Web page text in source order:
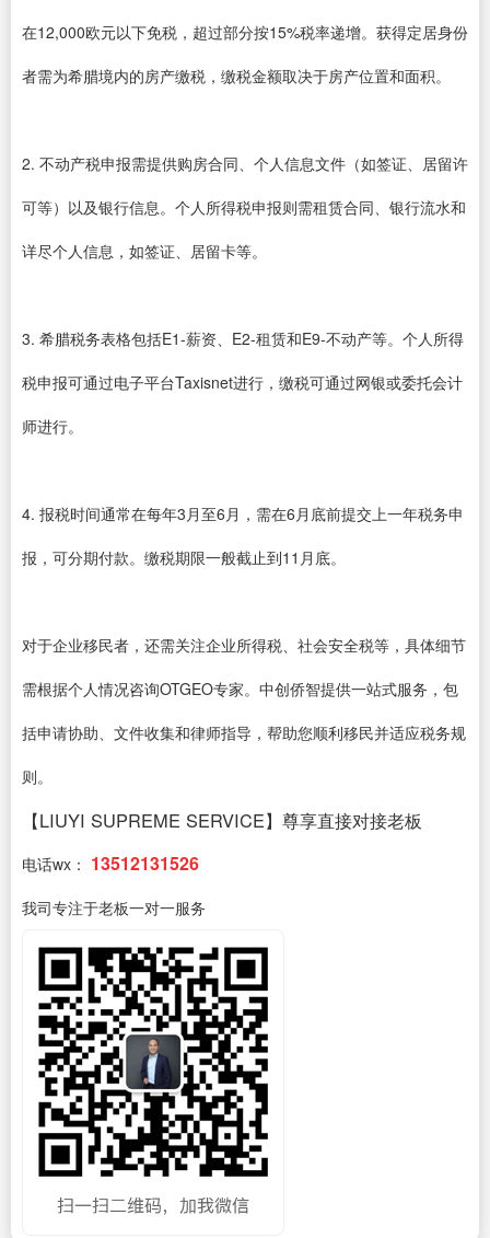
在12,000欧元以下免税，超过部分按15%税率递增。获得定居身份
者需为希腊境内的房产缴税，缴税金额取决于房产位置和面积。
2. 不动产税申报需提供购房合同、个人信息文件（如签证、居留许
可等）以及银行信息。个人所得税申报则需租赁合同、银行流水和
详尽个人信息，如签证、居留卡等。
3. 希腊税务表格包括E1-薪资、E2-租赁和E9-不动产等。个人所得
税申报可通过电子平台Taxisnet进行，缴税可通过网银或委托会计
师进行。
4. 报税时间通常在每年3月至6月，需在6月底前提交上一年税务申
报，可分期付款。缴税期限一般截止到11月底。
对于企业移民者，还需关注企业所得税、社会安全税等，具体细节
需根据个人情况咨询OTGEO专家。中创侨智提供一站式服务，包
括申请协助、文件收集和律师指导，帮助您顺利移民并适应税务规
则。
【LIUYI SUPREME SERVICE】尊享直接对接老板
电话wx： 13512131526
我司专注于老板一对一服务